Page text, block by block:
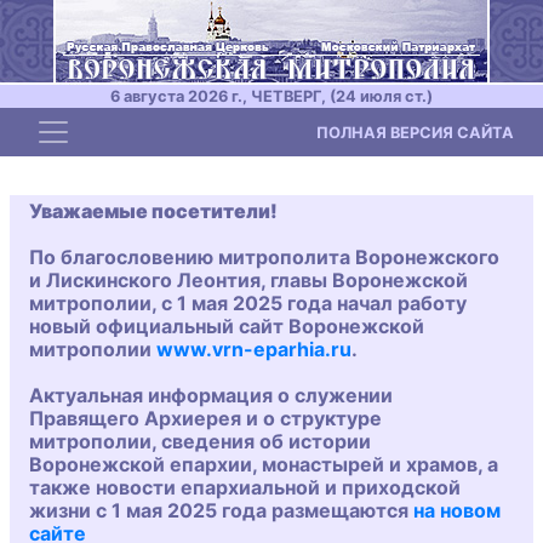
6 августа 2026 г., ЧЕТВЕРГ, (24 июля ст.)
Toggle navigation ПОЛНАЯ ВЕРСИЯ САЙТА
Уважаемые посетители!
По благословению митрополита Воронежского
и Лискинского Леонтия, главы Воронежской
митрополии, с 1 мая 2025 года начал работу
новый официальный сайт Воронежской
митрополии www.vrn-eparhia.ru.
Актуальная информация о служении
Правящего Архиерея и о структуре
митрополии, сведения об истории
Воронежской епархии, монастырей и храмов, а
также новости епархиальной и приходской
жизни с 1 мая 2025 года размещаются на новом
сайте